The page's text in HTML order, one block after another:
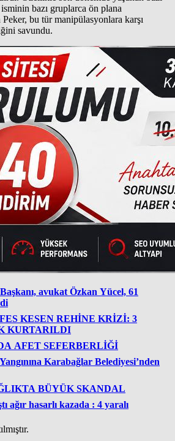
bazı gruplarca ön plana
Peker, bu tür manipülasyonlara karşı
savundu.
avukat Özkan Yücel, 61
KESEN REHİNE KRİZİ: 3
KURTARILDI
AFET SEFERBERLİĞİ
Karabağlar Belediyesi’nden
BÜYÜK SKANDAL
ağır hasarlı kazada : 4 yaralı